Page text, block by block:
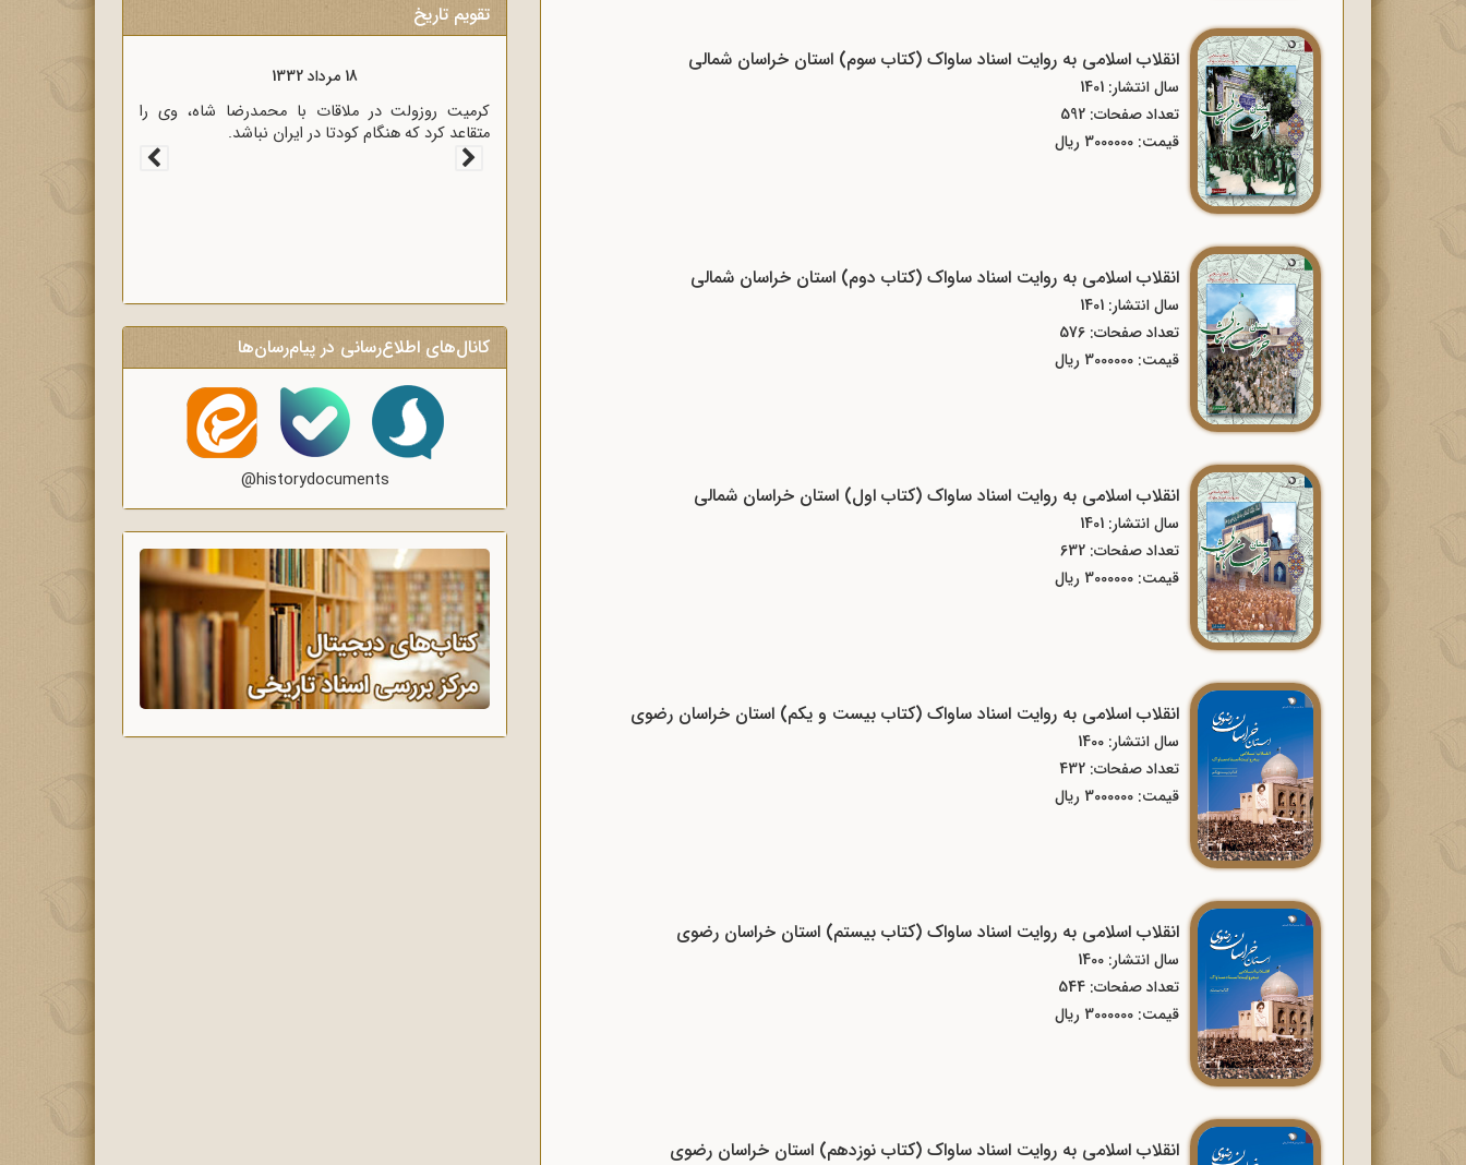
انقلاب اسلامی به روایت اسناد ساواک (کتاب سوم) استان خراسان شمالی
سال انتشار: 1401
تعداد صفحات: 592
قیمت: 3000000 ریال
انقلاب اسلامی به روایت اسناد ساواک (کتاب دوم) استان خراسان شمالی
سال انتشار: 1401
تعداد صفحات: 576
قیمت: 3000000 ریال
انقلاب اسلامی به روایت اسناد ساواک (کتاب اول) استان خراسان شمالی
سال انتشار: 1401
تعداد صفحات: 632
قیمت: 3000000 ریال
انقلاب اسلامی به روایت اسناد ساواک (کتاب بیست و یکم) استان خراسان رضوی
سال انتشار: 1400
تعداد صفحات: 432
قیمت: 3000000 ریال
انقلاب اسلامی به روایت اسناد ساواک (کتاب بیستم) استان خراسان رضوی
سال انتشار: 1400
تعداد صفحات: 544
قیمت: 3000000 ریال
انقلاب اسلامی به روایت اسناد ساواک (کتاب نوزدهم) استان خراسان رضوی
تقویم تاریخ
18 مرداد 1333
بسیاری از رجال روحانی و سیاسی کشور در نامه‌ای برای
رؤسای مجلسین، خشم خود را از پرداخت غرامت به
انگلیس اعلام کردند.
کانال‌های اطلاع‌رسانی در پیام‌رسان‌ها
@historydocuments